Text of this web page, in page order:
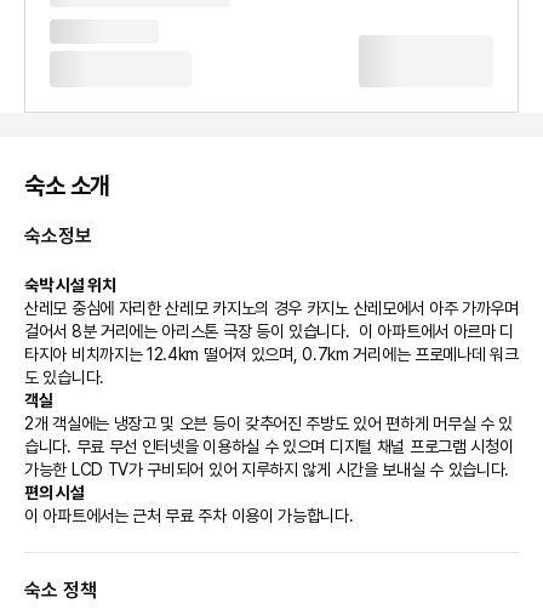
숙소 소개
숙소정보
숙박 시설 위치
산레모 중심에 자리한 산레모 카지노의 경우 카지노 산레모에서 아주 가까우며
걸어서 8분 거리에는 아리스톤 극장 등이 있습니다.  이 아파트에서 아르마 디
타지아 비치까지는 12.4km 떨어져 있으며, 0.7km 거리에는 프로메나데 워크
도 있습니다.
객실
2개 객실에는 냉장고 및 오븐 등이 갖추어진 주방도 있어 편하게 머무실 수 있
습니다. 무료 무선 인터넷을 이용하실 수 있으며 디지털 채널 프로그램 시청이
가능한 LCD TV가 구비되어 있어 지루하지 않게 시간을 보내실 수 있습니다.
편의 시설
이 아파트에서는 근처 무료 주차 이용이 가능합니다.
숙소 정책